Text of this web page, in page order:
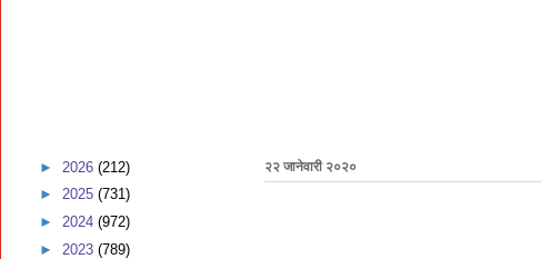
२२ जानेवारी २०२०
► 2026 (212)
► 2025 (731)
► 2024 (972)
► 2023 (789)